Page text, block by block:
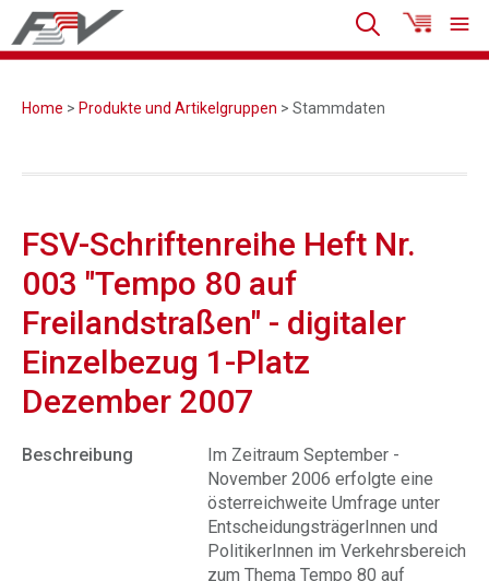
Home > Produkte und Artikelgruppen > Stammdaten
FSV-Schriftenreihe Heft Nr.
003 "Tempo 80 auf
Freilandstraßen" - digitaler
Einzelbezug 1-Platz
Dezember 2007
Beschreibung
Im Zeitraum September -
November 2006 erfolgte eine
österreichweite Umfrage unter
EntscheidungsträgerInnen und
PolitikerInnen im Verkehrsbereich
zum Thema Tempo 80 auf